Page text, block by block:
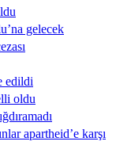
gelecek
edildi
oldu
apartheid’e karşı